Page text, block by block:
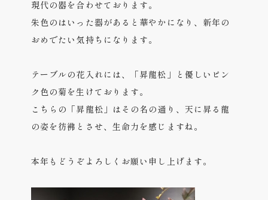
現代の器を合わせております。
朱色のはいった器があると華やかになり、新年の
おめでたい気持ちになります。
テーブルの花入れには、「昇龍松」と優しいピン
ク色の菊を生けております。
こちらの「昇龍松」はその名の通り、天に昇る龍
の姿を彷彿とさせ、生命力を感じますね。
本年もどうぞよろしくお願い申し上げます。